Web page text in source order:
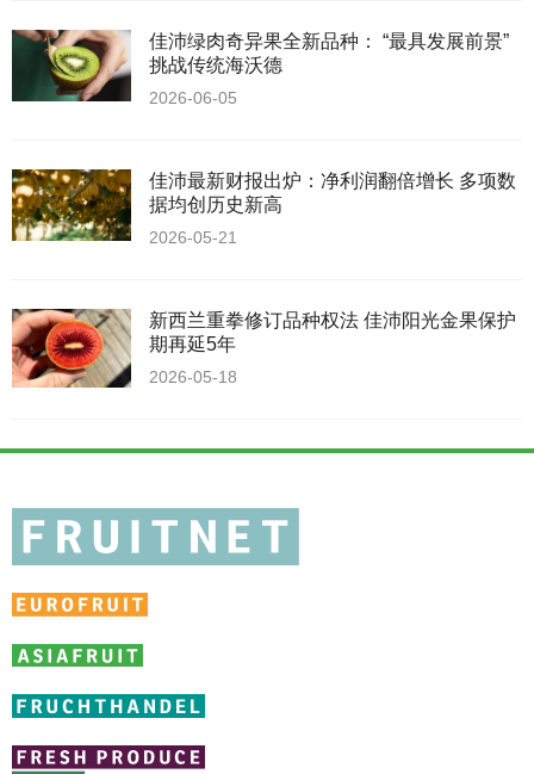
佳沛绿肉奇异果全新品种： “最具发展前景”
挑战传统海沃德
2026-06-05
佳沛最新财报出炉：净利润翻倍增长 多项数
据均创历史新高
2026-05-21
新西兰重拳修订品种权法 佳沛阳光金果保护
期再延5年
2026-05-18